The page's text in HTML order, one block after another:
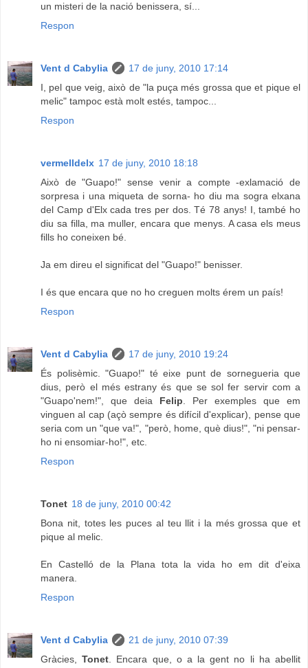
un misteri de la nació benissera, sí...
Respon
Vent d Cabylia
17 de juny, 2010 17:14
I, pel que veig, això de "la puça més grossa que et pique el
melic" tampoc està molt estés, tampoc...
Respon
vermelldelx 17 de juny, 2010 18:18
Això de "Guapo!" sense venir a compte -exlamació de
sorpresa i una miqueta de sorna- ho diu ma sogra elxana
del Camp d'Elx cada tres per dos. Té 78 anys! I, també ho
diu sa filla, ma muller, encara que menys. A casa els meus
fills ho coneixen bé.
Ja em direu el significat del "Guapo!" benisser.
I és que encara que no ho creguen molts érem un país!
Respon
Vent d Cabylia
17 de juny, 2010 19:24
És polisèmic. "Guapo!" té eixe punt de sornegueria que
dius, però el més estrany és que se sol fer servir com a
"Guapo'nem!", que deia Felip. Per exemples que em
vinguen al cap (açò sempre és difícil d'explicar), pense que
seria com un "que va!", "però, home, què dius!", "ni pensar-
ho ni ensomiar-ho!", etc.
Respon
Tonet 18 de juny, 2010 00:42
Bona nit, totes les puces al teu llit i la més grossa que et
pique al melic.
En Castelló de la Plana tota la vida ho em dit d'eixa
manera.
Respon
Vent d Cabylia
21 de juny, 2010 07:39
Gràcies,Tonet. Encara que, o a la gent no li ha abellit